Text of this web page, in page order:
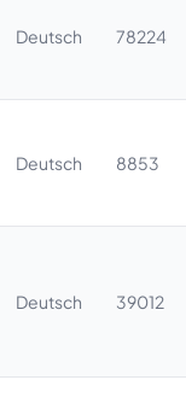
Deutsch 78224
Deutsch 8853
Deutsch 39012